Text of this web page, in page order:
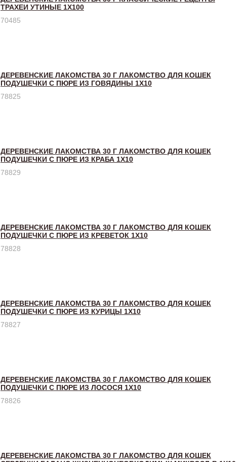
ТРАХЕИ УТИНЫЕ 1Х100
70485
ДЕРЕВЕНСКИЕ ЛАКОМСТВА 30 Г ЛАКОМСТВО ДЛЯ КОШЕК
ПОДУШЕЧКИ С ПЮРЕ ИЗ ГОВЯДИНЫ 1Х10
78825
ДЕРЕВЕНСКИЕ ЛАКОМСТВА 30 Г ЛАКОМСТВО ДЛЯ КОШЕК
ПОДУШЕЧКИ С ПЮРЕ ИЗ КРАБА 1Х10
78829
ДЕРЕВЕНСКИЕ ЛАКОМСТВА 30 Г ЛАКОМСТВО ДЛЯ КОШЕК
ПОДУШЕЧКИ С ПЮРЕ ИЗ КРЕВЕТОК 1Х10
78828
ДЕРЕВЕНСКИЕ ЛАКОМСТВА 30 Г ЛАКОМСТВО ДЛЯ КОШЕК
ПОДУШЕЧКИ С ПЮРЕ ИЗ КУРИЦЫ 1Х10
78827
ДЕРЕВЕНСКИЕ ЛАКОМСТВА 30 Г ЛАКОМСТВО ДЛЯ КОШЕК
ПОДУШЕЧКИ С ПЮРЕ ИЗ ЛОСОСЯ 1Х10
78826
ДЕРЕВЕНСКИЕ ЛАКОМСТВА 30 Г ЛАКОМСТВО ДЛЯ КОШЕК